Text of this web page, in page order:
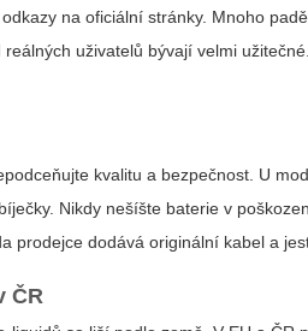
na oficiální stránky. Mnoho
uživatelů bývají velmi
kvalitu a bezpečnost. U
Nikdy nešíšte baterie v
prodejce dodává originální kabel a
ČR